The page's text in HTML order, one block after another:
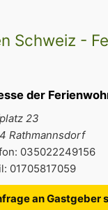
Schweiz -
der
23
Rathmannsdorf
035022249156
01705817059
an Gastgeber